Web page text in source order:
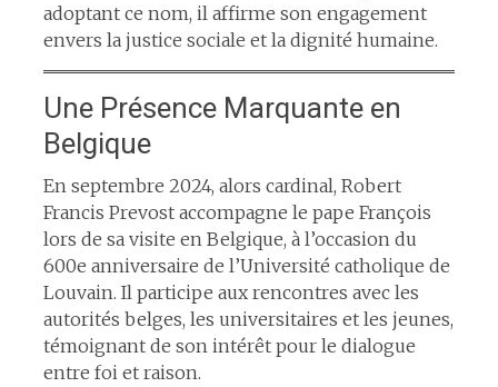
adoptant ce nom, il affirme son engagement
envers la justice sociale et la dignité humaine.​
Une Présence Marquante en
Belgique
En septembre 2024, alors cardinal, Robert
Francis Prevost accompagne le pape François
lors de sa visite en Belgique, à l’occasion du
600e anniversaire de l’Université catholique de
Louvain. Il participe aux rencontres avec les
autorités belges, les universitaires et les jeunes,
témoignant de son intérêt pour le dialogue
entre foi et raison.​